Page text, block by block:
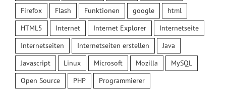
Firefox
Flash Funktionen google
html
HTML5
Internet Internet Explorer
Internetseite
Internetseiten
Internetseiten erstellen
Java
Javascript
Linux Microsoft Mozilla
MySQL
Open Source
PHP
Programmierer